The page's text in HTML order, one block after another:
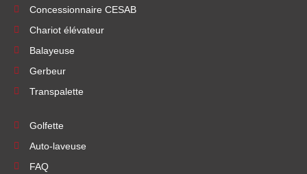
Concessionnaire CESAB
Chariot élévateur
Balayeuse
Gerbeur
Transpalette
Golfette
Auto-laveuse
FAQ